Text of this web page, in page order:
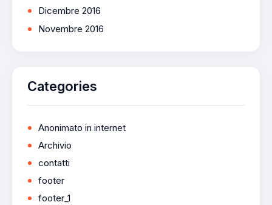
Dicembre 2016
Novembre 2016
Categories
Anonimato in internet
Archivio
contatti
footer
footer_1